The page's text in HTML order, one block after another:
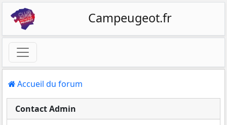
Campeugeot.fr
Accueil du forum
Contact Admin